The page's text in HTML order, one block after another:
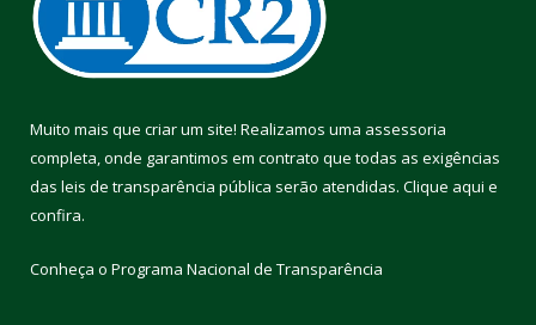
Muito mais que criar um site! Realizamos uma assessoria
completa, onde garantimos em contrato que todas as exigências
das leis de transparência pública serão atendidas. Clique aqui e
confira.
Conheça o Programa Nacional de Transparência